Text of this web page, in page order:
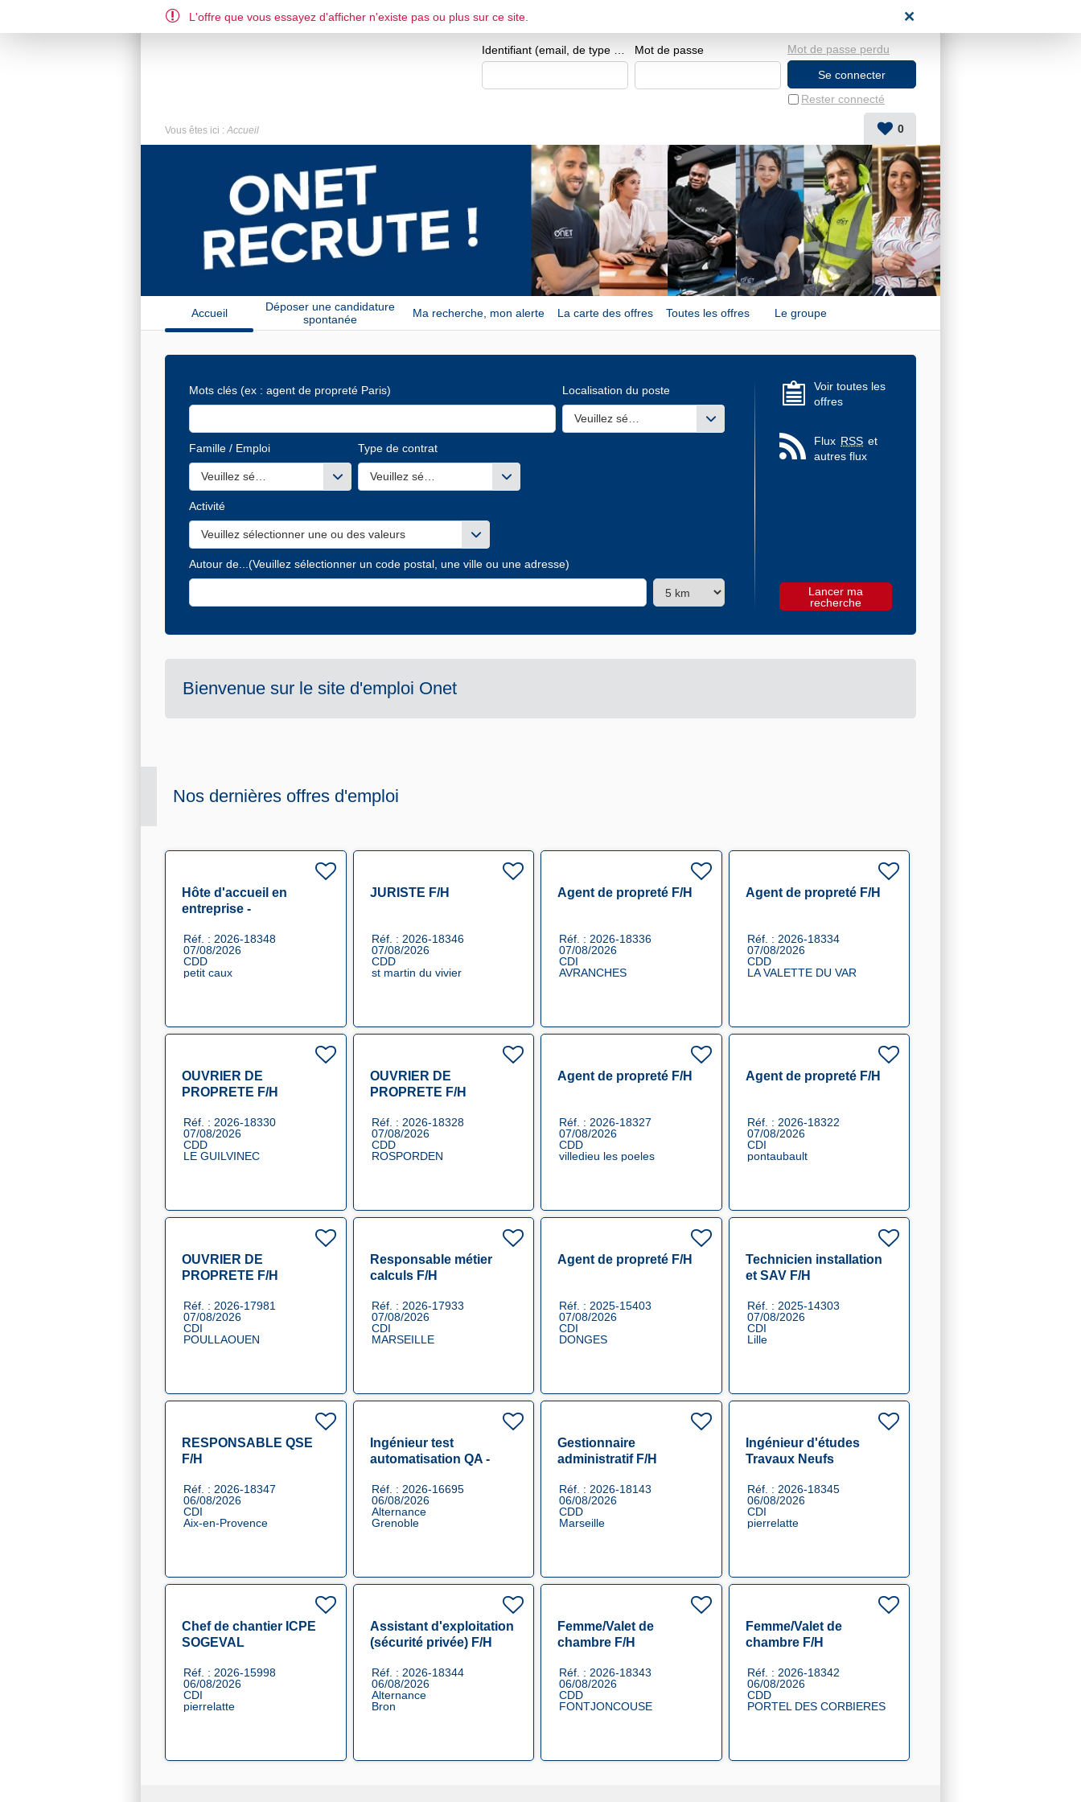
FR US ESPACE CANDIDAT
Mot de passe
Rester connecté
Mot de passe perdu
Vous êtes ici : Accueil 0
Accueil
Déposer une candidature
spontanée
Ma recherche, mon alerte La carte des offres Toutes les offres Le groupe
Mots clés (ex : agent de propreté Paris) Localisation du poste
Veuillez sélectionner une ou des valeurs
Famille / Emploi
Veuillez sélectionner une ou des valeurs
Type de contrat
Veuillez sélectionner une ou des valeurs
Activité
Veuillez sélectionner une ou des valeurs
Autour de...(Veuillez sélectionner un code postal, une ville ou une adresse)
Voir toutes les
offres
Flux RSS et
autres flux
L'offre que vous essayez d'afficher n'existe pas ou plus sur ce site.
Bienvenue sur le site d'emploi Onet
Nos dernières offres d'emploi
Hôte d'accueil en
entreprise -
Réf. : 2026-18348
07/08/2026
CDD
petit caux
JURISTE F/H
Réf. : 2026-18346
07/08/2026
CDD
st martin du vivier
Agent de propreté F/H
Réf. : 2026-18336
07/08/2026
CDI
AVRANCHES
Agent de propreté F/H
Réf. : 2026-18334
07/08/2026
CDD
LA VALETTE DU VAR
OUVRIER DE
PROPRETE F/H
Réf. : 2026-18330
07/08/2026
CDD
LE GUILVINEC
OUVRIER DE
PROPRETE F/H
Réf. : 2026-18328
07/08/2026
CDD
ROSPORDEN
Agent de propreté F/H
Réf. : 2026-18327
07/08/2026
CDD
villedieu les poeles
Agent de propreté F/H
Réf. : 2026-18322
07/08/2026
CDI
pontaubault
OUVRIER DE
PROPRETE F/H
Réf. : 2026-17981
07/08/2026
CDI
POULLAOUEN
Responsable métier
calculs F/H
Réf. : 2026-17933
07/08/2026
CDI
MARSEILLE
Agent de propreté F/H
Réf. : 2025-15403
07/08/2026
CDI
DONGES
Technicien installation
et SAV F/H
Réf. : 2025-14303
07/08/2026
CDI
Lille
RESPONSABLE QSE
F/H
Réf. : 2026-18347
06/08/2026
CDI
Aix-en-Provence
Ingénieur test
automatisation QA -
Réf. : 2026-16695
06/08/2026
Alternance
Grenoble
Gestionnaire
administratif F/H
Réf. : 2026-18143
06/08/2026
CDD
Marseille
Ingénieur d'études
Travaux Neufs
Réf. : 2026-18345
06/08/2026
CDI
pierrelatte
Chef de chantier ICPE
SOGEVAL
Réf. : 2026-15998
06/08/2026
CDI
pierrelatte
Assistant d'exploitation
(sécurité privée) F/H
Réf. : 2026-18344
06/08/2026
Alternance
Bron
Femme/Valet de
chambre F/H
Réf. : 2026-18343
06/08/2026
CDD
FONTJONCOUSE
Femme/Valet de
chambre F/H
Réf. : 2026-18342
06/08/2026
CDD
PORTEL DES CORBIERES